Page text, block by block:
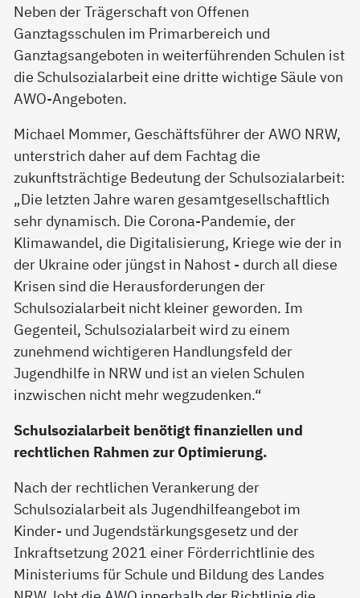
Neben der Trägerschaft von Offenen
Ganztagsschulen im Primarbereich und
Ganztagsangeboten in weiterführenden Schulen ist
die Schulsozialarbeit eine dritte wichtige Säule von
AWO-Angeboten.
Michael Mommer, Geschäftsführer der AWO NRW,
unterstrich daher auf dem Fachtag die
zukunftsträchtige Bedeutung der Schulsozialarbeit:
„Die letzten Jahre waren gesamtgesellschaftlich
sehr dynamisch. Die Corona-Pandemie, der
Klimawandel, die Digitalisierung, Kriege wie der in
der Ukraine oder jüngst in Nahost - durch all diese
Krisen sind die Herausforderungen der
Schulsozialarbeit nicht kleiner geworden. Im
Gegenteil, Schulsozialarbeit wird zu einem
zunehmend wichtigeren Handlungsfeld der
Jugendhilfe in NRW und ist an vielen Schulen
inzwischen nicht mehr wegzudenken.“
Schulsozialarbeit benötigt finanziellen und
rechtlichen Rahmen zur Optimierung.
Nach der rechtlichen Verankerung der
Schulsozialarbeit als Jugendhilfeangebot im
Kinder- und Jugendstärkungsgesetz und der
Inkraftsetzung 2021 einer Förderrichtlinie des
Ministeriums für Schule und Bildung des Landes